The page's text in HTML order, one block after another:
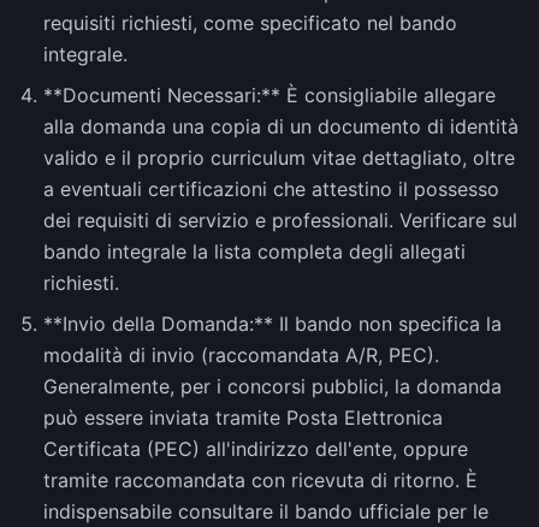
requisiti richiesti, come specificato nel bando
integrale.
**Documenti Necessari:** È consigliabile allegare
alla domanda una copia di un documento di identità
valido e il proprio curriculum vitae dettagliato, oltre
a eventuali certificazioni che attestino il possesso
dei requisiti di servizio e professionali. Verificare sul
bando integrale la lista completa degli allegati
richiesti.
**Invio della Domanda:** Il bando non specifica la
modalità di invio (raccomandata A/R, PEC).
Generalmente, per i concorsi pubblici, la domanda
può essere inviata tramite Posta Elettronica
Certificata (PEC) all'indirizzo dell'ente, oppure
tramite raccomandata con ricevuta di ritorno. È
indispensabile consultare il bando ufficiale per le